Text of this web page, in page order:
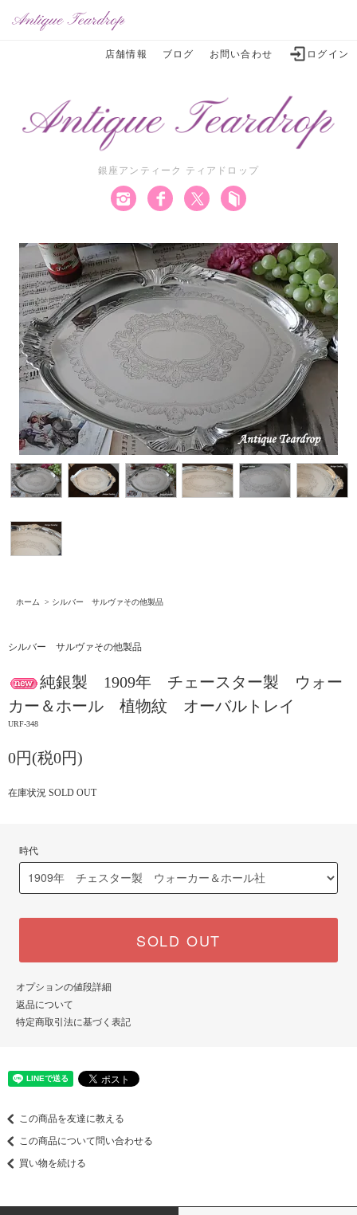
店舗情報 ブログ お問い合わせ ログイン
銀座アンティーク ティアドロップ
ホーム > シルバー サルヴァその他製品
シルバー サルヴァその他製品
純銀製 1909年 チェースター製 ウォー
カー＆ホール 植物紋 オーバルトレイ
URF-348
0円(税0円)
在庫状況 SOLD OUT
時代
SOLD OUT
オプションの値段詳細
返品について
特定商取引法に基づく表記
この商品を友達に教える
この商品について問い合わせる
買い物を続ける